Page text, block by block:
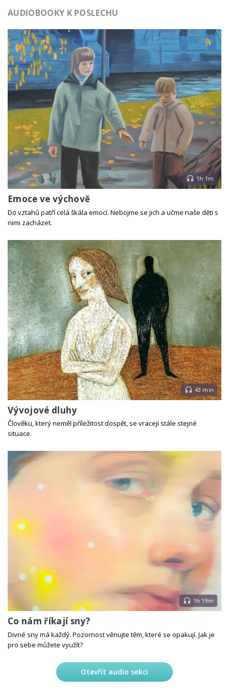
AUDIOBOOKY K POSLECHU
1h 1m
Emoce ve výchově
Do vztahů patří celá škála emocí. Nebojme se jich a učme naše děti s
nimi zacházet.
43 min
Vývojové dluhy
Člověku, který neměl příležitost dospět, se vracejí stále stejné
situace.
1h 19m
Co nám říkají sny?
Divné sny má každý. Pozornost věnujte těm, které se opakují. Jak je
pro sebe můžete využít?
Otevřít audio sekci